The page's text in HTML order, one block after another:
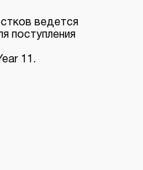
ведется
поступления
11.